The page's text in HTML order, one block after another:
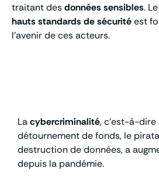
traitant desdonnées sensibles.
hauts standards de sécuritéest
l’avenir de ces acteurs.
Lacybercriminalité, c’est-à-dire
détournement de fonds, le
destruction de données, a
depuis la pandémie.